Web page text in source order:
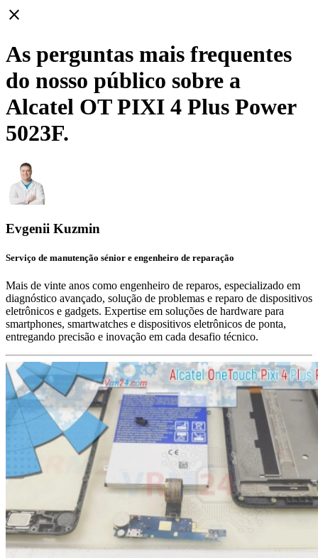
close
As perguntas mais frequentes
do nosso público sobre a
Alcatel OT PIXI 4 Plus Power
5023F.
Evgenii Kuzmin
Serviço de manutenção sénior e engenheiro de reparação
Mais de vinte anos como engenheiro de reparos, especializado em
diagnóstico avançado, solução de problemas e reparo de dispositivos
eletrônicos e gadgets. Expertise em soluções de hardware para
smartphones, smartwatches e dispositivos eletrônicos de ponta,
entregando precisão e inovação em cada desafio técnico.